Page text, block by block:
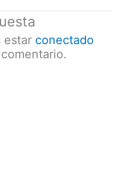
estar conectado